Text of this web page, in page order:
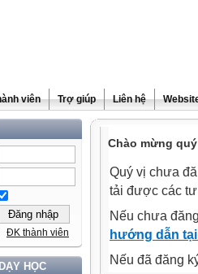
viên Trợ giúp Liên hệ
ĐK thành viên
HỌC
Chào mừng
Quý vị chưa
tải được các
Nếu chưa
hướng dẫn
Nếu đã đăng